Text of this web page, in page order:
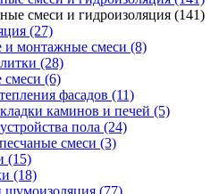
смеси и гидроизоляция (141)
(27)
и монтажные смеси (8)
(28)
(6)
фасадов (11)
каминов и печей (5)
пола (24)
смеси (3)
(15)
(18)
шумоизоляция (77)